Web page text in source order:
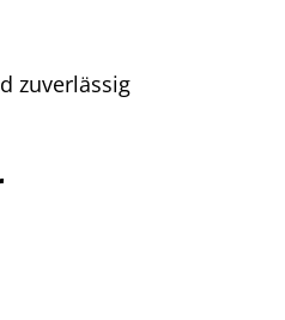
zuverlässig